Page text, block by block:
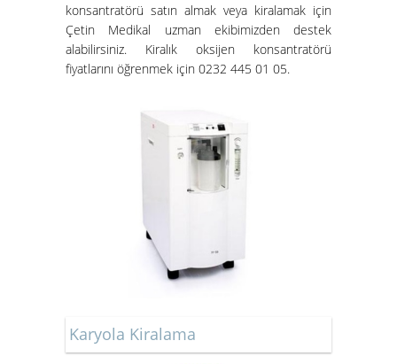
konsantratörü satın almak veya kiralamak için
Çetin Medikal uzman ekibimizden destek
alabilirsiniz. Kiralık oksijen konsantratörü
fiyatlarını öğrenmek için 0232 445 01 05.
Karyola Kiralama